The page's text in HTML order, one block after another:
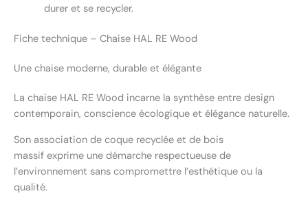
durer et se recycler.
Fiche technique – Chaise HAL RE Wood
Une chaise moderne, durable et élégante
La chaise HAL RE Wood incarne la synthèse entre design
contemporain, conscience écologique et élégance naturelle.
Son association de coque recyclée et de bois
massif exprime une démarche respectueuse de
l’environnement sans compromettre l’esthétique ou la
qualité.